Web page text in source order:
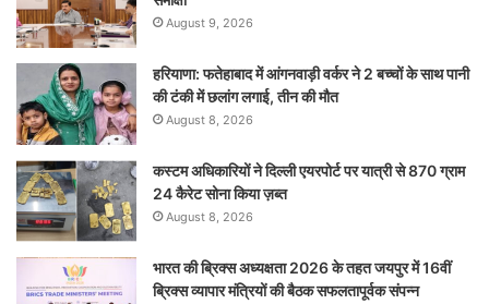
August 9, 2026
हरियाणा: फतेहाबाद में आंगनवाड़ी वर्कर ने 2 बच्चों के साथ पानी
की टंकी में छलांग लगाई, तीन की मौत
August 8, 2026
कस्टम अधिकारियों ने दिल्ली एयरपोर्ट पर यात्री से 870 ग्राम
24 कैरेट सोना किया ज़ब्त
August 8, 2026
भारत की ब्रिक्‍स अध्यक्षता 2026 के तहत जयपुर में 16वीं
ब्रिक्‍स व्यापार मंत्रियों की बैठक सफलतापूर्वक संपन्न